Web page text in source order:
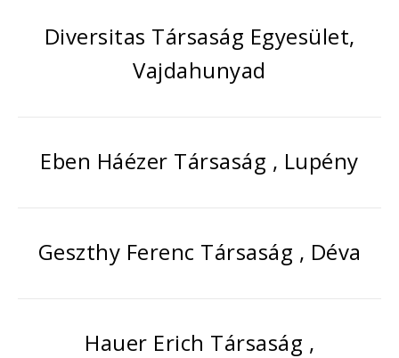
Diversitas Társaság Egyesület,
Vajdahunyad
Eben Háézer Társaság , Lupény
Geszthy Ferenc Társaság , Déva
Hauer Erich Társaság ,